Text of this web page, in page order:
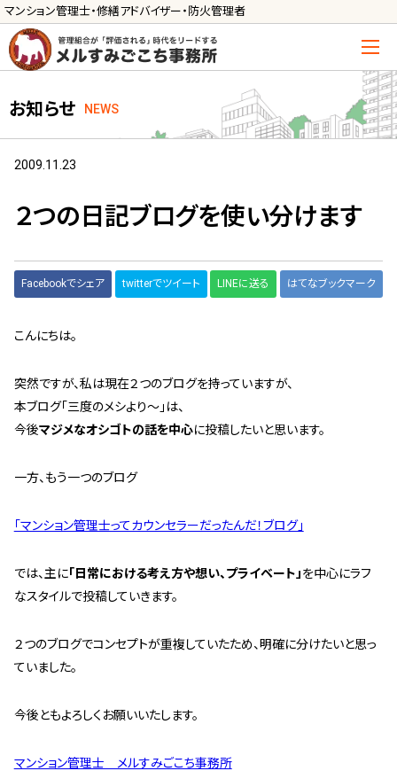
マンション管理士・修繕アドバイザー・防火管理者
お知らせ NEWS
2009.11.23
２つの日記ブログを使い分けます
Facebookでシェア twitterでツイート LINEに送る はてなブックマーク
こんにちは。
突然ですが、私は現在２つのブログを持っていますが、
本ブログ「三度のメシより～」は、
今後マジメなオシゴトの話を中心に投稿したいと思います。
一方、もう一つのブログ
「マンション管理士ってカウンセラーだったんだ！ブログ」
では、主に「日常における考え方や想い、プライベート」を中心にラフ
なスタイルで投稿していきます。
２つのブログでコンセプトが重複していたため、明確に分けたいと思っ
ていました。
今後ともよろしくお願いいたします。
マンション管理士 メルすみごこち事務所
管理士の活用方法
ご利用の流れ »
管理組合運営
メルのプロ理事長 »
新人管理士顧問サービス
管理契約見直しドクター »
長期修繕カウンセリングサービス »
無料よろづ相談
代表挨拶 »